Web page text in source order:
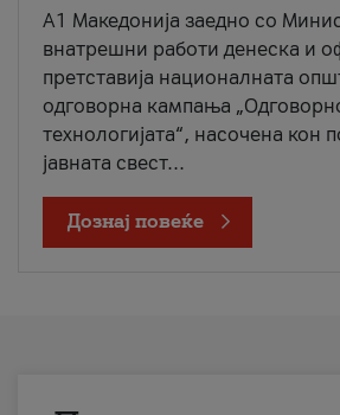
A1 Македонија заедно со
внатрешни работи денеска и
претставија националната
одговорна кампања
технологијата“, насочена кон
јавната свест...
Дознај повеќе